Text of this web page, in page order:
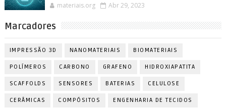
materiais.org Abr 29, 2023
Marcadores
IMPRESSÃO 3D NANOMATERIAIS BIOMATERIAIS
POLÍMEROS CARBONO GRAFENO HIDROXIAPATITA
SCAFFOLDS SENSORES BATERIAS CELULOSE
CERÂMICAS COMPÓSITOS ENGENHARIA DE TECIDOS